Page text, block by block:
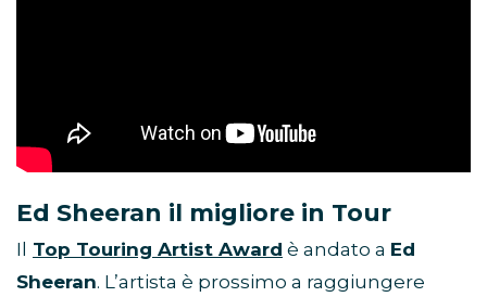
Ed Sheeran il migliore in Tour
Il Top Touring Artist Award è andato a Ed
Sheeran. L’artista è prossimo a raggiungere